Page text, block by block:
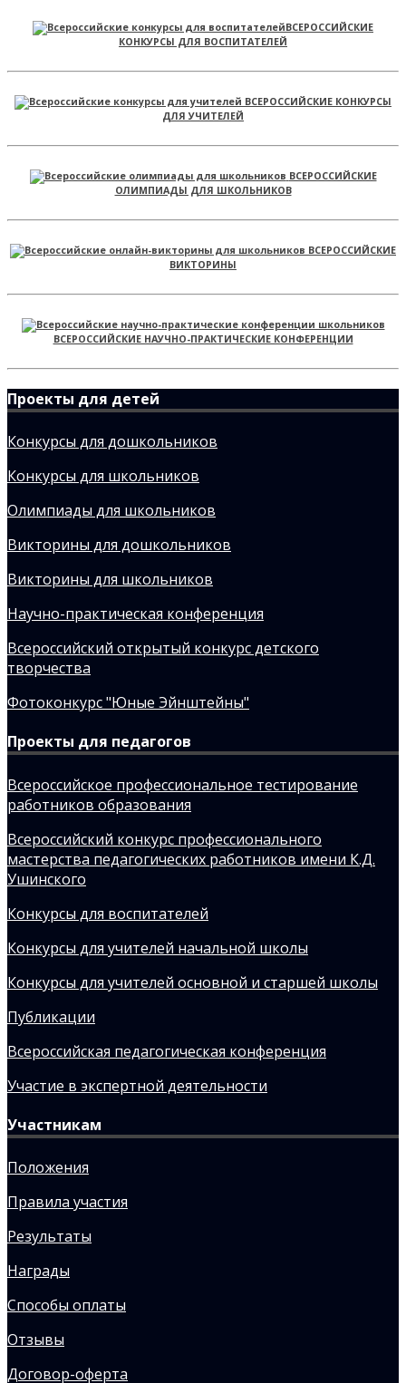
ВСЕРОССИЙСКИЕ
КОНКУРСЫ ДЛЯ ВОСПИТАТЕЛЕЙ
ВСЕРОССИЙСКИЕ КОНКУРСЫ
ДЛЯ УЧИТЕЛЕЙ
ВСЕРОССИЙСКИЕ
ОЛИМПИАДЫ ДЛЯ ШКОЛЬНИКОВ
ВСЕРОССИЙСКИЕ
ВИКТОРИНЫ
ВСЕРОССИЙСКИЕ НАУЧНО-ПРАКТИЧЕСКИЕ КОНФЕРЕНЦИИ
Проекты для детей
Конкурсы для дошкольников
Конкурсы для школьников
Олимпиады для школьников
Викторины для дошкольников
Викторины для школьников
Научно-практическая конференция
Всероссийский открытый конкурс детского
творчества
Фотоконкурс "Юные Эйнштейны"
Проекты для педагогов
Всероссийское профессиональное тестирование
работников образования
Всероссийский конкурс профессионального
мастерства педагогических работников имени К.Д.
Ушинского
Конкурсы для воспитателей
Конкурсы для учителей начальной школы
Конкурсы для учителей основной и старшей школы
Публикации
Всероссийская педагогическая конференция
Участие в экспертной деятельности
Участникам
Положения
Правила участия
Результаты
Награды
Способы оплаты
Отзывы
Договор-оферта